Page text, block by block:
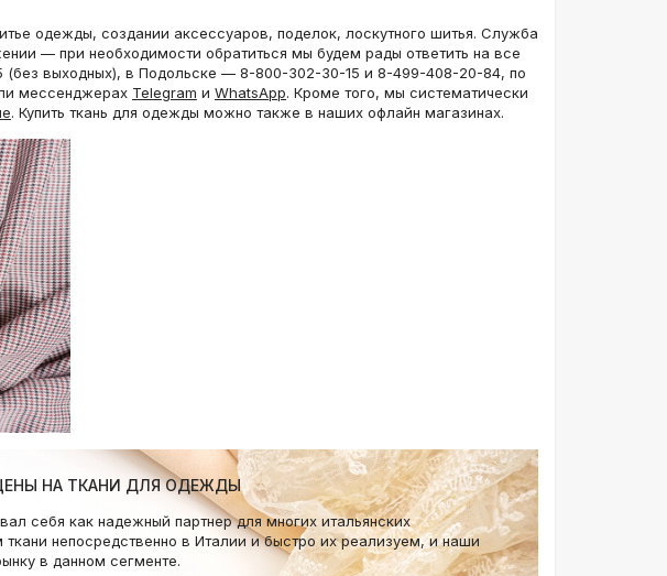
одежды, создании аксессуаров, поделок, лоскутного шитья. Служба
— при необходимости обратиться мы будем рады ответить на все
выходных), в Подольске — 8-800-302-30-15 и 8-499-408-20-84, по
мессенджерах Telegram и WhatsApp. Кроме того, мы систематически
. Купить ткань для одежды можно также в наших офлайн магазинах.
НА ТКАНИ ДЛЯ ОДЕЖДЫ
себя как надежный партнер для многих итальянских
непосредственно в Италии и быстро их реализуем, и наши
в данном сегменте.